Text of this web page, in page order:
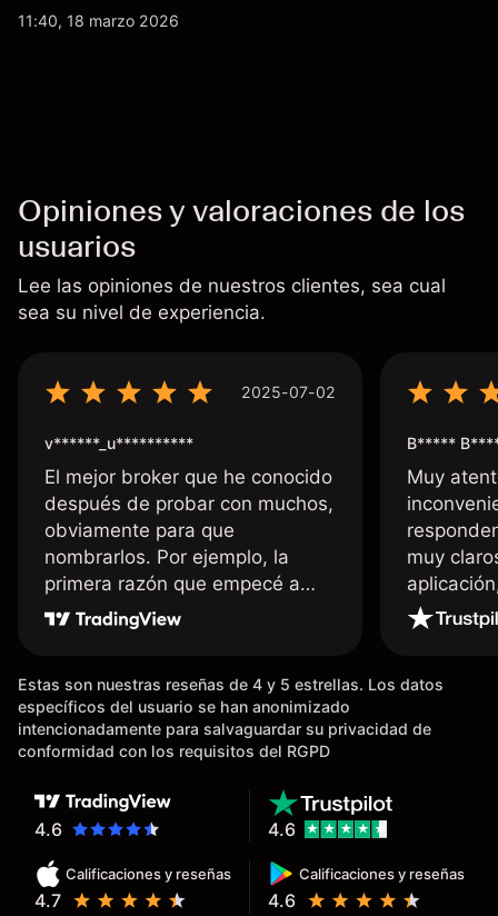
actualizaciones de productos y la incertidumbre
11:40, 18 marzo 2026
Opiniones y valoraciones de los
usuarios
Lee las opiniones de nuestros clientes, sea cual
sea su nivel de experiencia.
2025-07-02
v******_u**********
El mejor broker que he conocido
después de probar con muchos,
obviamente para que
nombrarlos. Por ejemplo, la
primera razón que empecé a
usar Capital fue la llegada de mi
dinero de inmediato a mi cuenta
existentes en el mercado que
tardan días o tienen mucha
burocracia; y la segunda razón,
hecho de operar en un mercado
determinado, debido a los
spread y al volumen existente.
Mientras más activo seas, más
dinero te reembolsa. Muchas
B*****
Muy
muy
Estas son nuestras reseñas de 4 y 5 estrellas. Los datos
específicos del usuario se han anonimizado
intencionadamente para salvaguardar su privacidad de
conformidad con los requisitos del RGPD
4.6
Calificaciones y reseñas
4.7
Calificaciones y reseñas
4.6
4.6